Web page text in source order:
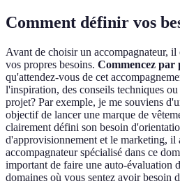
Comment définir vos
Avant de choisir un accompagnateur,
vos propres besoins. Commencez par
qu'attendez-vous de cet
l'inspiration, des conseils techniques
projet? Par exemple, je me souviens
objectif de lancer une marque de
clairement défini son besoin
d'approvisionnement et le marketing, il
accompagnateur spécialisé dans ce
important de faire une auto-évaluation
domaines où vous sentez avoir besoin